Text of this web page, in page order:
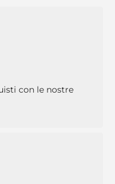
con le nostre